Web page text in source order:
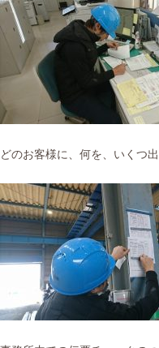
どのお客様に、何を、いくつ